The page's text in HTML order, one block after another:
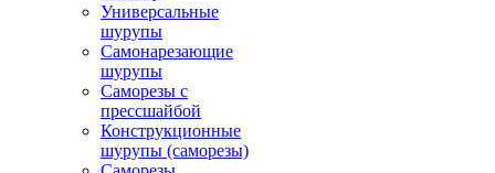
Универсальные
шурупы
Самонарезающие
шурупы
Саморезы с
прессшайбой
Конструкционные
шурупы (саморезы)